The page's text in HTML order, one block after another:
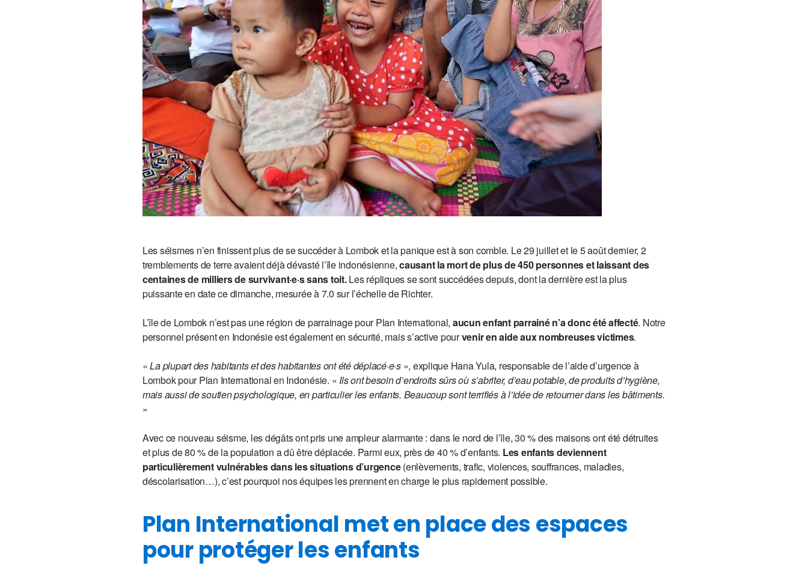
Les séismes n’en finissent plus de se succéder à Lombok et la panique est à son comble. Le 29 juillet et le 5 août dernier, 2
tremblements de terre avaient déjà dévasté l’île indonésienne,causant la mort de plus de 450 personnes et laissant des
centaines de milliers de survivant·e·s sans toit.Les répliques se sont succédées depuis, dont la dernière est la plus
puissante en date ce dimanche, mesurée à 7.0 sur l’échelle de Richter.
L’île de Lombok n’est pas une région de parrainage pour Plan International, aucun enfant parrainé n’a donc été affecté. Notre
personnel présent en Indonésie est également en sécurité, mais s’active pourvenir en aide aux nombreuses victimes.
«La plupart des habitants et des habitantes ont été déplacé·e·s», explique Hana Yula, responsable de l’aide d’urgence à
Lombok pour Plan International en Indonésie. « Ils ont besoin d’endroits sûrs où s’abriter, d’eau potable, de produits d’hygiène,
mais aussi de soutien psychologique, en particulier les enfants. Beaucoup sont terrifiés à l’idée de retourner dans les bâtiments.
»
Avec ce nouveau séisme, les dégâts ont pris une ampleur alarmante : dans le nord de l’île, 30 % des maisons ont été détruites
et plus de 80 % de la population a dû être déplacée. Parmi eux, près de 40 % d’enfants. Les enfants deviennent
particulièrement vulnérables dans les situations d’urgence(enlèvements, trafic, violences, souffrances, maladies,
déscolarisation…), c’est pourquoi nos équipes les prennent en charge le plus rapidement possible.
Plan International met en place des espaces
pour protéger les enfants